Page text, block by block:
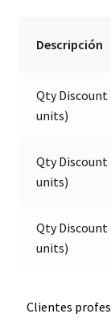
06065
cantidad
Descripción
Qty Discount
units)
Qty Discount
units)
Qty Discount
units)
Clientes